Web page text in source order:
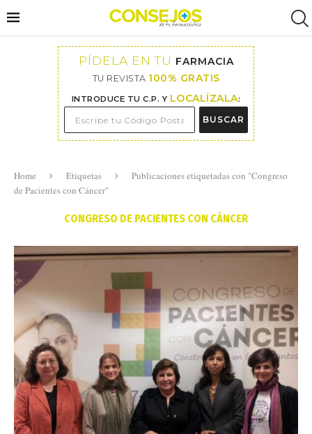
PÍDELA EN TU FARMACIA
TU REVISTA 100% GRATIS
INTRODUCE TU C.P. Y LOCALÍZALA:
BUSCAR
Home Etiquetas
Publicaciones etiquetadas con "Congreso
de Pacientes con Cáncer"
CONGRESO DE PACIENTES CON CÁNCER